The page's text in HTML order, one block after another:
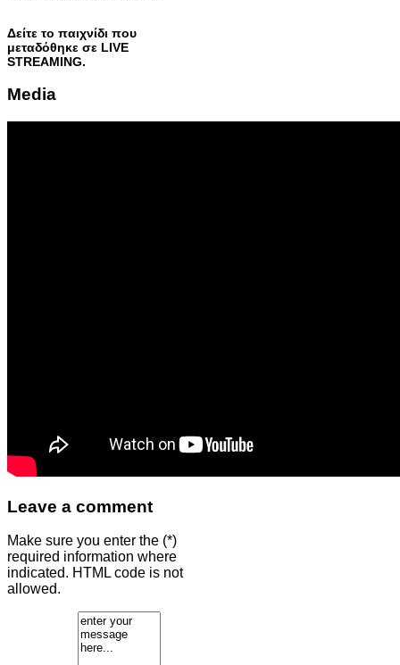
Δείτε το παιχνίδι που
μεταδόθηκε σε LIVE
STREAMING.
Media
Leave a comment
Make sure you enter the (*)
required information where
indicated. HTML code is not
allowed.